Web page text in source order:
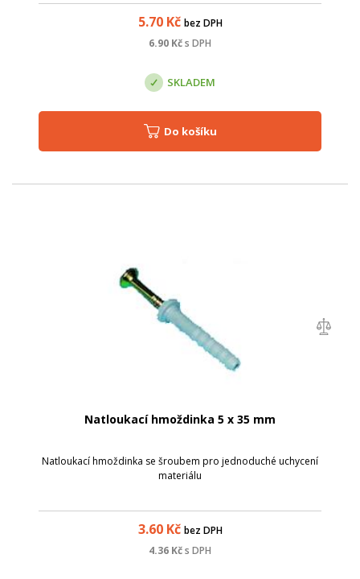
5.70Kč bez DPH
6.90 Kčs DPH
SKLADEM
Do košíku
Natloukací hmoždinka 5 x 35 mm
Natloukací hmoždinka se šroubem pro jednoduché uchycení
materiálu
3.60Kč bez DPH
4.36 Kčs DPH